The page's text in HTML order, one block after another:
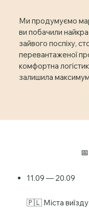
Ми продумуємо
ви побачили
зайвого поспіху,
перевантаженої
комфортна
залишила
11.09 — 20.09
🇵🇱 Міста